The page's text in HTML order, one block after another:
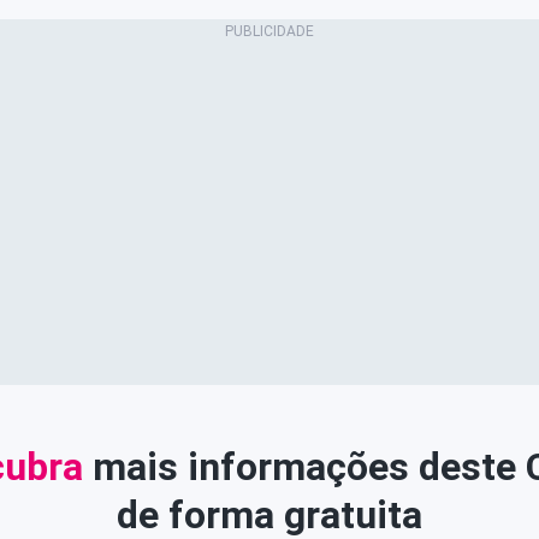
mais informações deste
de forma gratuita